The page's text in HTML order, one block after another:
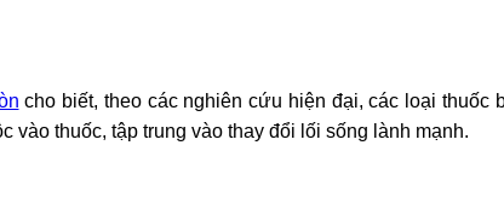
cho biết, theo các nghiên cứu hiện đại, các loại
thuốc, tập trung vào thay đổi lối sống lành mạnh.